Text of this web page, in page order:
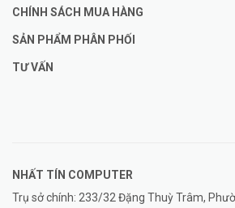
CHÍNH SÁCH MUA HÀNG
SẢN PHẨM PHÂN PHỐI
TƯ VẤN
NHẤT TÍN COMPUTER
Trụ sở chính: 233/32 Đặng Thuỳ Trâm,